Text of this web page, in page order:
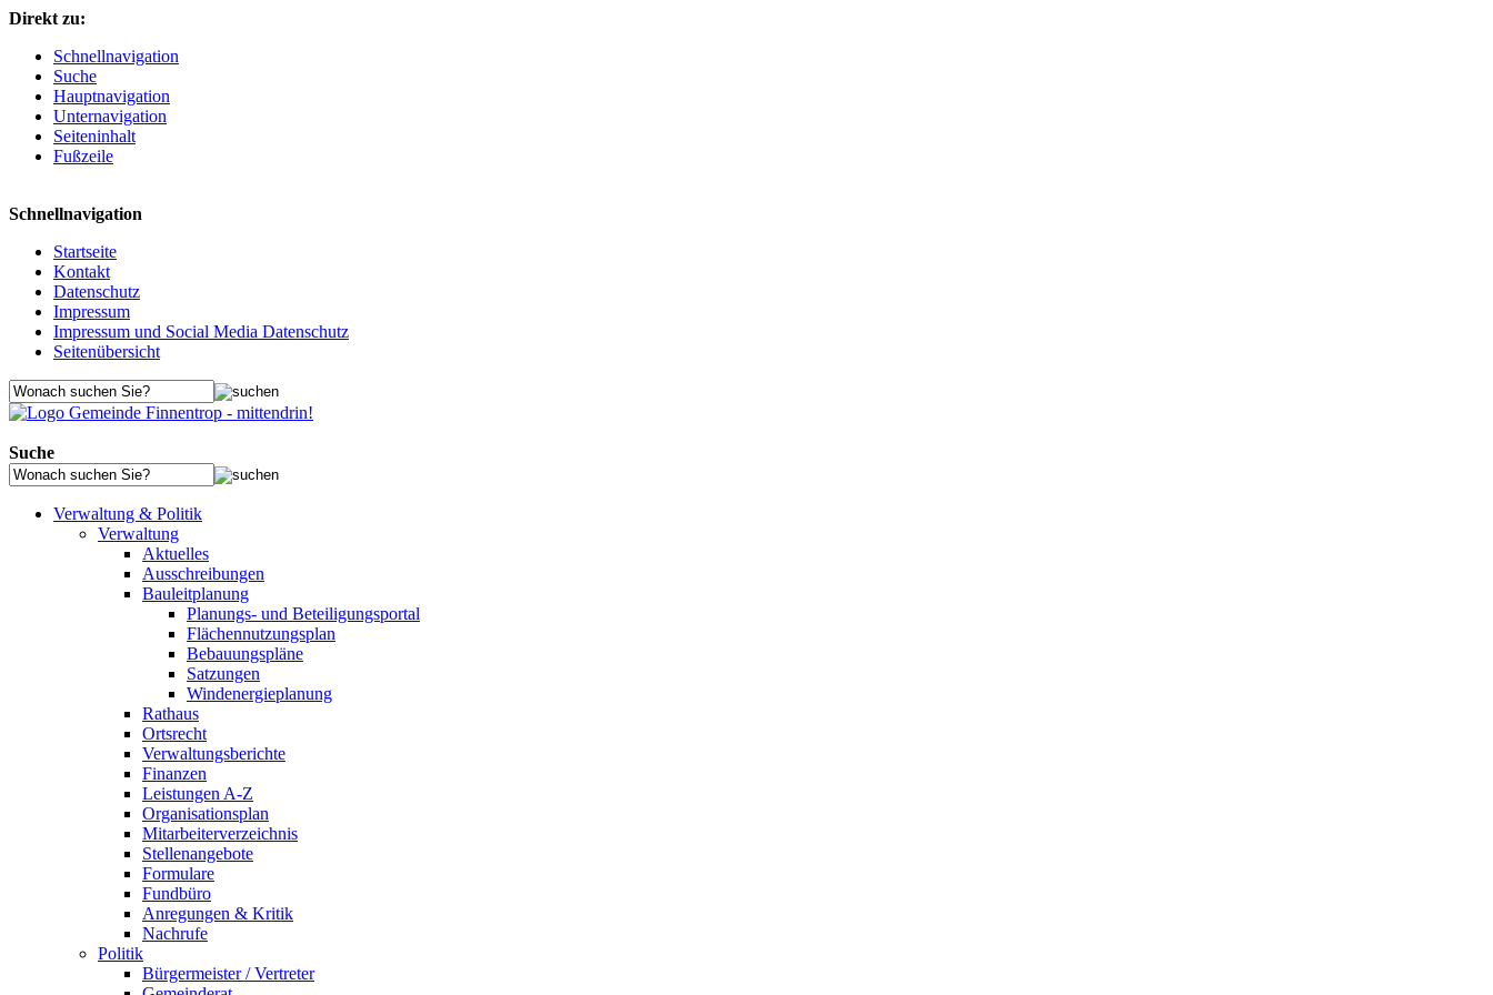
Direkt zu:
Schnellnavigation
Suche
Hauptnavigation
Unternavigation
Seiteninhalt
Fußzeile
Schnellnavigation
Startseite
Kontakt
Datenschutz
Impressum
Impressum und Social Media Datenschutz
Seitenübersicht
Suche
Verwaltung & Politik
Verwaltung
Aktuelles
Ausschreibungen
Bauleitplanung
Planungs- und Beteiligungsportal
Flächennutzungsplan
Bebauungspläne
Satzungen
Windenergieplanung
Rathaus
Ortsrecht
Verwaltungsberichte
Finanzen
Leistungen A-Z
Organisationsplan
Mitarbeiterverzeichnis
Stellenangebote
Formulare
Fundbüro
Anregungen & Kritik
Nachrufe
Politik
Bürgermeister / Vertreter